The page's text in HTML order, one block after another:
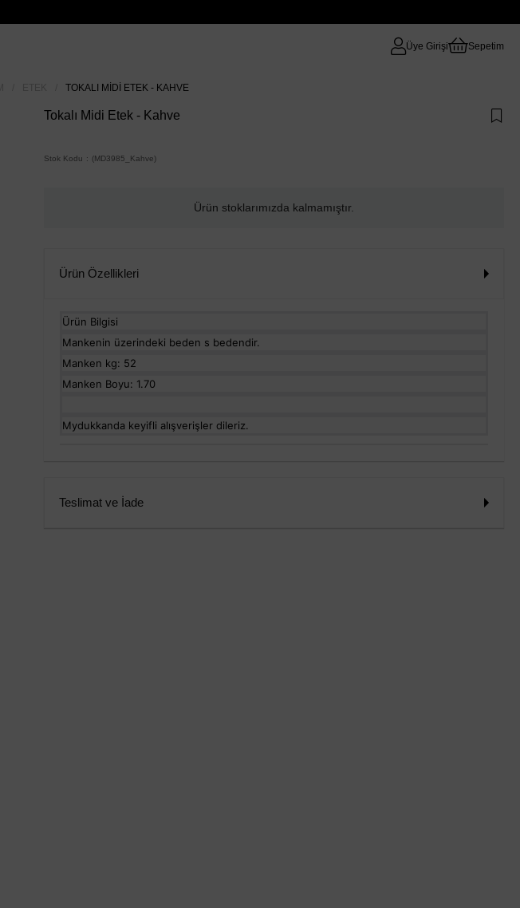
Üye Girişi Sepetim
TOKALI MIDI ETEK - KAHVE
Tokalı Midi Etek - Kahve
Stok Kodu (MD3985_Kahve)
Ürün stoklarımızda kalmamıştır.
Ürün Özellikleri
Ürün Bilgisi
Mankenin üzerindeki beden s bedendir.
Manken kg: 52
Manken Boyu: 1.70
Mydukkanda keyifli alışverişler dileriz.
Teslimat ve İade